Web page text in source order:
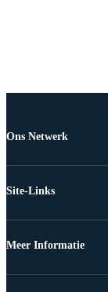
Ons Netwerk
Site-Links
Meer Informatie